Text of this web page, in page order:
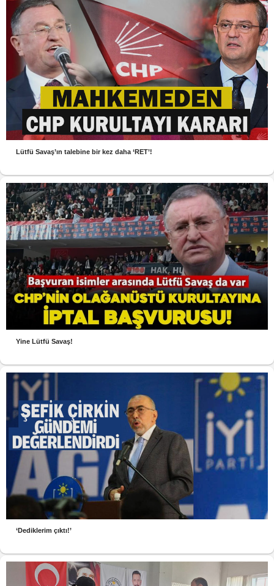
Lütfü Savaş’ın talebine bir kez daha ‘RET’!
Yine Lütfü Savaş!
‘Dediklerim çıktı!’